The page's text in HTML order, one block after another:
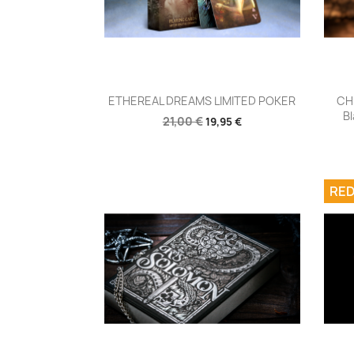
Aperçu rapide
ETHEREAL DREAMS LIMITED POKER
21,00 €19,95 €